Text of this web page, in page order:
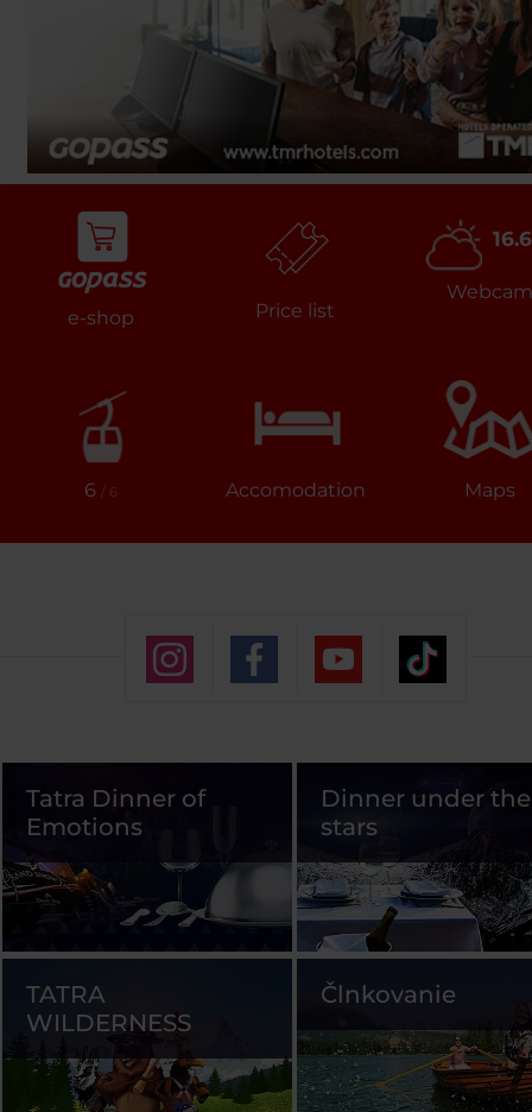
e-shop Price list
16.6
Webcam
6 / 6 Accomodation Maps
Tatra Dinner of
Emotions
Dinner under the
stars
TATRA
WILDERNESS
Člnkovanie